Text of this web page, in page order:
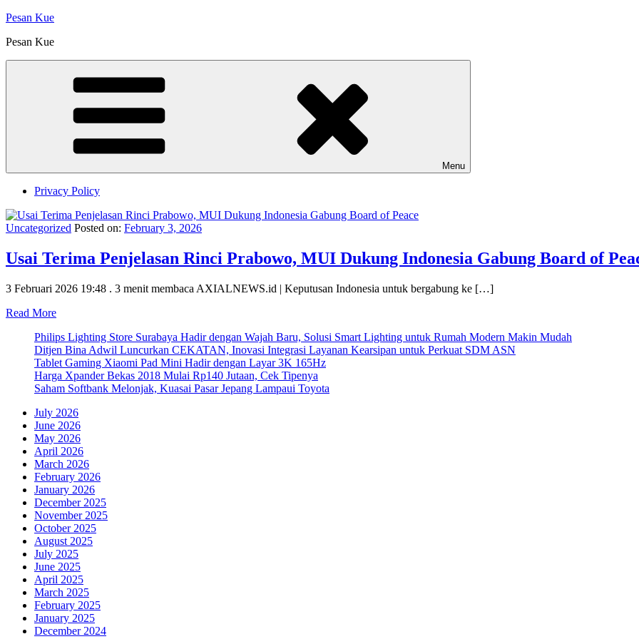
Skip
content
Pesan Kue
Pesan Kue
Menu
Privacy Policy
Uncategorized Posted on: February 3, 2026
Usai Terima Penjelasan Rinci Prabowo, MUI Dukung Indonesia Gabung Board of
3 Februari 2026 19:48 . 3 menit membaca AXIALNEWS.id | Keputusan Indonesia untuk bergabung ke […]
Read More
Philips Lighting Store Surabaya Hadir dengan Wajah Baru, Solusi Smart Lighting untuk Rumah Modern Makin Mudah
Ditjen Bina Adwil Luncurkan CEKATAN, Inovasi Integrasi Layanan Kearsipan untuk Perkuat SDM ASN
Tablet Gaming Xiaomi Pad Mini Hadir dengan Layar 3K 165Hz
Harga Xpander Bekas 2018 Mulai Rp140 Jutaan, Cek Tipenya
Saham Softbank Melonjak, Kuasai Pasar Jepang Lampaui Toyota
July 2026
June 2026
May 2026
April 2026
March 2026
February 2026
January 2026
December 2025
November 2025
October 2025
August 2025
July 2025
June 2025
April 2025
March 2025
February 2025
January 2025
December 2024